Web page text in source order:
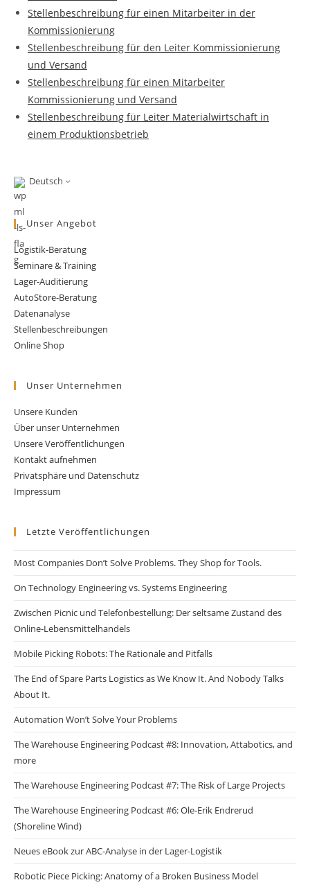
Stellenbeschreibung für einen Mitarbeiter in der
Kommissionierung
Stellenbeschreibung für den Leiter Kommissionierung
und Versand
Stellenbeschreibung für einen Mitarbeiter
Kommissionierung und Versand
Stellenbeschreibung für Leiter Materialwirtschaft in
einem Produktionsbetrieb
Deutsch
Unser Angebot
Logistik-Beratung
Seminare & Training
Lager-Auditierung
AutoStore-Beratung
Datenanalyse
Stellenbeschreibungen
Online Shop
Unser Unternehmen
Unsere Kunden
Über unser Unternehmen
Unsere Veröffentlichungen
Kontakt aufnehmen
Privatsphäre und Datenschutz
Impressum
Letzte Veröffentlichungen
Most Companies Don’t Solve Problems. They Shop for Tools.
On Technology Engineering vs. Systems Engineering
Zwischen Picnic und Telefonbestellung: Der seltsame Zustand des
Online-Lebensmittelhandels
Mobile Picking Robots: The Rationale and Pitfalls
The End of Spare Parts Logistics as We Know It. And Nobody Talks
About It.
Automation Won’t Solve Your Problems
The Warehouse Engineering Podcast #8: Innovation, Attabotics, and
more
The Warehouse Engineering Podcast #7: The Risk of Large Projects
The Warehouse Engineering Podcast #6: Ole-Erik Endrerud
(Shoreline Wind)
Neues eBook zur ABC-Analyse in der Lager-Logistik
Robotic Piece Picking: Anatomy of a Broken Business Model